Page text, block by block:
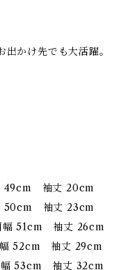
かけ先でも大活躍。
49cm 袖丈 20cm
50cm 袖丈 23cm
51cm 袖丈 26cm
52cm 袖丈 29cm
53cm 袖丈 32cm